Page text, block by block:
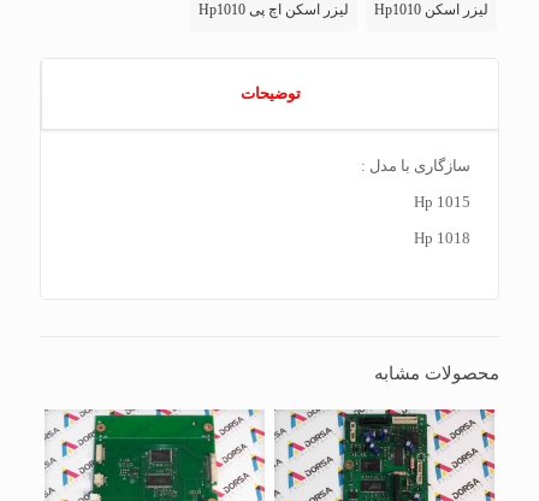
لیزر اسکن Hp1010 لیزر اسکن اچ پی Hp1010
توضیحات
سازگاری با مدل :
Hp 1015
Hp 1018
محصولات مشابه